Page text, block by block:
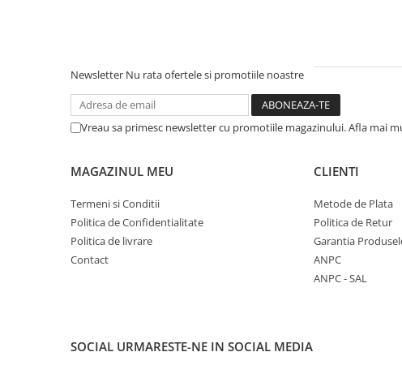
Newsletter Nu rata ofertele si promotiile noastre
Vreau sa primesc newsletter cu promotiile magazinului. Afla mai
MAGAZINUL MEU
Termeni si Conditii
Politica de Confidentialitate
Politica de livrare
Contact
CLIENTI
Metode de Plata
Politica de Retur
Garantia
ANPC
ANPC - SAL
SOCIAL URMARESTE-NE IN SOCIAL MEDIA